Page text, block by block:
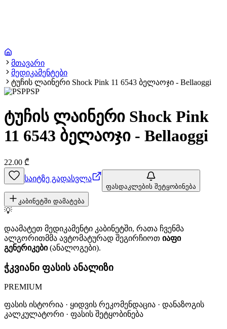
მთავარი
მედიკამენტები
ტუჩის ლაინერი Shock Pink 11 6543 ბელაოჯი - Bellaoggi
PSP
ტუჩის ლაინერი Shock Pink
11 6543 ბელაოჯი - Bellaoggi
22.00 ₾
საიტზე გადასვლა
ფასდაკლების შეტყობინება
კაბინეტში დამატება
💡
დაამატეთ მედიკამენტი კაბინეტში, რათა ჩვენმა
ალგორითმმა ავტომატურად შეგირჩიოთ იაფი
გენერიკები(ანალოგები).
ჭკვიანი ფასის ანალიზი
PREMIUM
ფასის ისტორია · ყიდვის რეკომენდაცია · დანაზოგის
კალკულატორი · ფასის შეტყობინება